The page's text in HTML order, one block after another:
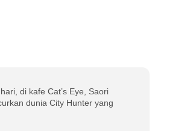
di kafe Cat’s Eye, Saori
dunia City Hunter yang